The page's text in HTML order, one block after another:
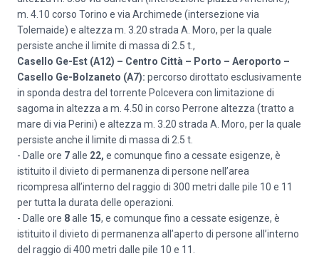
m. 4.10 corso Torino e via Archimede (intersezione via
Tolemaide) e altezza m. 3.20 strada A. Moro, per la quale
persiste anche il limite di massa di 2.5 t.,
Casello Ge-Est (A12) – Centro Città – Porto – Aeroporto –
Casello Ge-Bolzaneto (A7): percorso dirottato esclusivamente
in sponda destra del torrente Polcevera con limitazione di
sagoma in altezza a m. 4.50 in corso Perrone altezza (tratto a
mare di via Perini) e altezza m. 3.20 strada A. Moro, per la quale
persiste anche il limite di massa di 2.5 t.
- Dalle ore 7alle 22, e comunque fino a cessate esigenze, è
istituito il divieto di permanenza di persone nell’area
ricompresa all’interno del raggio di 300 metri dalle pile 10 e 11
per tutta la durata delle operazioni.
- Dalle ore 8alle 15, e comunque fino a cessate esigenze, è
istituito il divieto di permanenza all’aperto di persone all’interno
del raggio di 400 metri dalle pile 10 e 11.